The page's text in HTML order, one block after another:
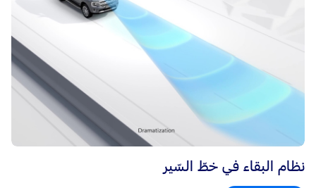
نظام البقاء في خطّ السّير